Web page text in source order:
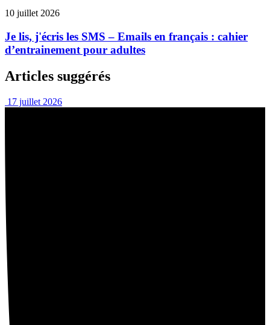
10 juillet 2026
Je lis, j'écris les SMS – Emails en français : cahier
d’entrainement pour adultes
Articles suggérés
17 juillet 2026